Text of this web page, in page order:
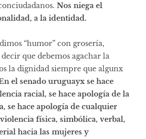
Nos niega el
a la identidad.
“humor” con grosería,
que debemos agachar la
la dignidad siempre que algunx
el senado uruguayx se hace
racial, se hace apología de la
se hace apología de cualquier
física, simbólica, verbal,
hacia las mujeres y